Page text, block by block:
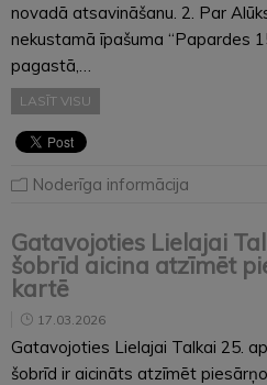
novadā atsavināšanu. 2. Par
nekustamā īpašuma “Papardes
pagastā,…
LASĪT VISU
Noderīga informācija
Gatavojoties Lielajai
šobrīd aicina atzīmēt
kartē
17.03.2026
Gatavojoties Lielajai Talkai 25.
šobrīd ir aicināts atzīmēt